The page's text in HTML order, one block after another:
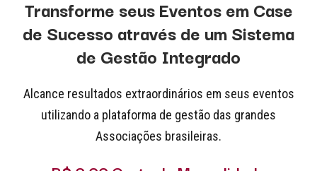
Transforme seus Eventos em Case
de Sucesso através de um Sistema
de Gestão Integrado
Alcance resultados extraordinários em seus eventos
utilizando a plataforma de gestão das grandes
Associações brasileiras.